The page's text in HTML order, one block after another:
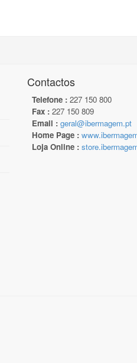
Contactos
Telefone : 227 150 800
Fax : 227 150 809
Email : geral@ibermagem.pt
Home Page :
Loja Online :